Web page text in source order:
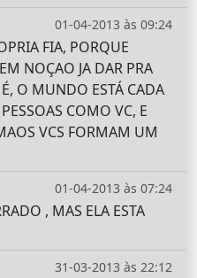
01-04-2013 às 09:24
FIA, PORQUE
NOÇAO JA DAR PRA
O MUNDO ESTÁ CADA
COMO VC, E
VCS FORMAM UM
01-04-2013 às 07:24
, MAS ELA ESTA
31-03-2013 às 22:12